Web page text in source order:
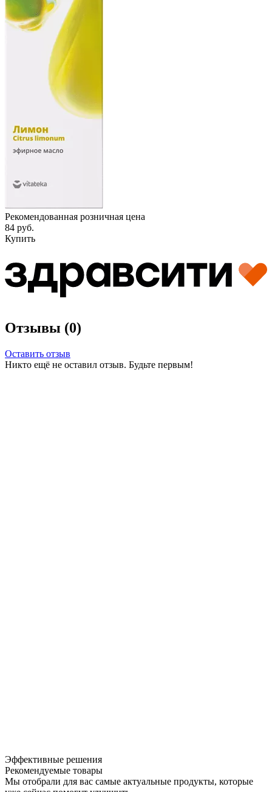
Рекомендованная розничная цена
84 руб.
Купить
Отзывы (0)
Оставить отзыв
Никто ещё не оставил отзыв. Будьте первым!
Эффективные решения
Рекомендуемые товары
Мы отобрали для вас самые актуальные продукты, которые